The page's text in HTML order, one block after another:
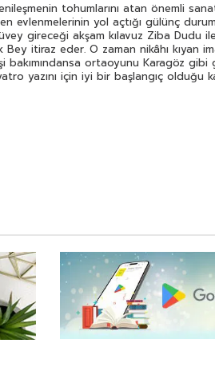
tohumlarını atan önemli
evlenmelerinin yol açtığı gülünç
gireceği akşam kılavuz Ziba Dudu
Bey itiraz eder. O zaman nikâhı kıyan
bakımındansa ortaoyunu Karagöz gibi
yazını için iyi bir başlangıç olduğu